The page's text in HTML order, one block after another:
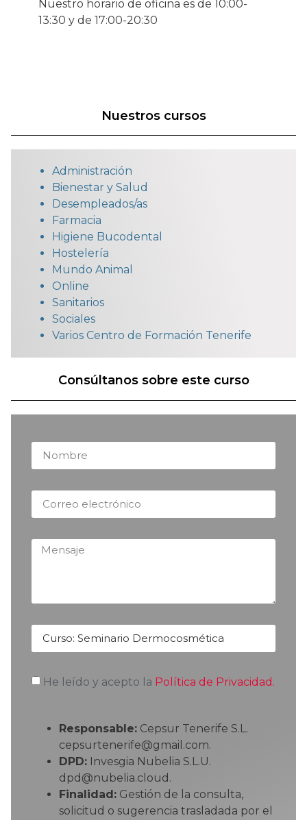
Nuestro horario de oficina es de 10:00-
13:30 y de 17:00-20:30
Nuestros cursos
Administración
Bienestar y Salud
Desempleados/as
Farmacia
Higiene Bucodental
Hostelería
Mundo Animal
Online
Sanitarios
Sociales
Varios Centro de Formación Tenerife
Consúltanos sobre este curso
He leído y acepto la Política de Privacidad.
Responsable: Cepsur Tenerife S.L.
cepsurtenerife@gmail.com.
DPD: Invesgia Nubelia S.L.U.
dpd@nubelia.cloud.
Finalidad: Gestión de la consulta,
solicitud o sugerencia trasladada por el